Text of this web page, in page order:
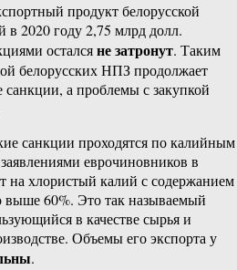
продукт белорусской
в 2020 году 2,75 млрд долл.
осталсяне затронут. Таким
белорусских НПЗ продолжает
санкции, а проблемы с закупкой
санкции проходятся по калийным
еврочиновников в
на хлористый калий с содержанием
60%. Это так называемый
в качестве сырья и
Объемы его экспорта у
.